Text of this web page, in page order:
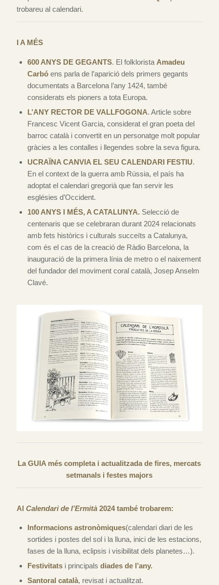
trobareu al calendari.
I A MÉS
600 ANYS DE GEGANTS. El folklorista Amadeu
Carbóens parla de l’aparició dels primers gegants
documentats a Barcelona l’any 1424, també
considerats els pioners a tota Europa.
L’ANY RECTOR DE VALLFOGONA. Article sobre
Francesc Vicent Garcia, considerat el gran poeta del
barroc català i convertit en un personatge molt popular
gràcies a les contalles i llegendes sobre la seva figura.
UCRAÏNA CANVIA EL SEU CALENDARI FESTIU.
En el context de la guerra amb Rússia, el país ha
adoptat el calendari gregorià que fan servir les
esglésies d’Occident.
100 ANYS I MÉS, A CATALUNYA. Selecció de
centenaris que se celebraran durant 2024 relacionats
amb fets històrics i culturals succeïts a Catalunya,
com és el cas de la creació de Ràdio Barcelona, la
inauguració de la primera línia de metro o el naixement
del fundador del moviment coral català, Josep Anselm
Clavé.
La GUIA més completa i actualitzada de fires, mercats
setmanals i festes majors
Al Calendari de l’Ermità2024 també trobarem:
Informacions astronòmiques(calendari diari de les
sortides i postes del sol i la lluna, inici de les estacions,
fases de la lluna, eclipsis i visibilitat dels planetes…).
Festivitats i principals diades de l’any.
Santoral català, revisat i actualitzat.